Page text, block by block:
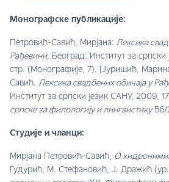
Монографске публикације:
Петровић-Савић, Мирјана: Лексика
Рађевини, Београд: Институт за српски
стр. (Монографије, 7). [Јуришић,
Савић. Лексика свадбених обичаја у
Институт за српски језик САНУ, 2009,
српске за филологију и лингвистику56/
Студије и чланци:
Мирјана Петровић-Савић, О
Гудурић, М. Стефановић, Ј. Дражић